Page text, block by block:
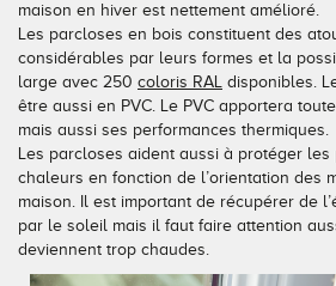
maison en hiver est nettement amélioré.
Les parcloses en bois constituent des
considérables par leurs formes et la
large avec 250 coloris RAL disponibles.
être aussi en PVC. Le PVC apportera
mais aussi ses performances thermiques.
Les parcloses aident aussi à protéger
chaleurs en fonction de l’orientation des
maison. Il est important de récupérer de
par le soleil mais il faut faire attention
deviennent trop chaudes.
Télécharger le
Télécharger le
Conseils pour choisir
Demander un devis
Télécharger le